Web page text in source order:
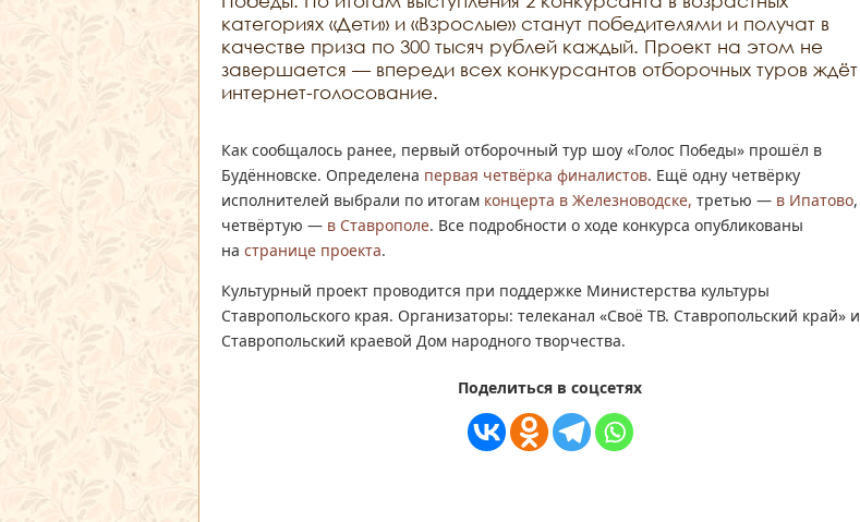
категориях «Дети» и «Взрослые» станут победителями и получат в
качестве приза по 300 тысяч рублей каждый. Проект на этом не
завершается — впереди всех конкурсантов отборочных туров ждёт
интернет-голосование.
Как сообщалось ранее, первый отборочный тур шоу «Голос Победы» прошёл в
Будённовске. Определена первая четвёрка финалистов. Ещё одну четвёрку
исполнителей выбрали по итогам концерта в Железноводске, третью — в Ипатово,
четвёртую — в Ставрополе. Все подробности о ходе конкурса опубликованы
на странице проекта.
Культурный проект проводится при поддержке Министерства культуры
Ставропольского края. Организаторы: телеканал «Своё ТВ. Ставропольский край» и
Ставропольский краевой Дом народного творчества.
Поделиться в соцсетях